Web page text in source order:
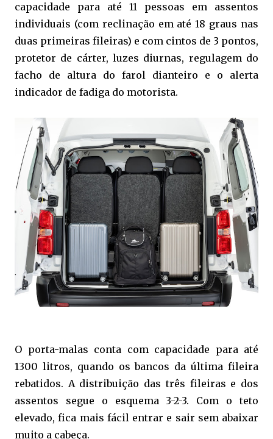
capacidade para até 11 pessoas em assentos
individuais (com reclinação em até 18 graus nas
duas primeiras fileiras) e com cintos de 3 pontos,
protetor de cárter, luzes diurnas, regulagem do
facho de altura do farol dianteiro e o alerta
indicador de fadiga do motorista.
O porta-malas conta com capacidade para até
1300 litros, quando os bancos da última fileira
rebatidos. A distribuição das três fileiras e dos
assentos segue o esquema 3-2-3. Com o teto
elevado, fica mais fácil entrar e sair sem abaixar
muito a cabeça.